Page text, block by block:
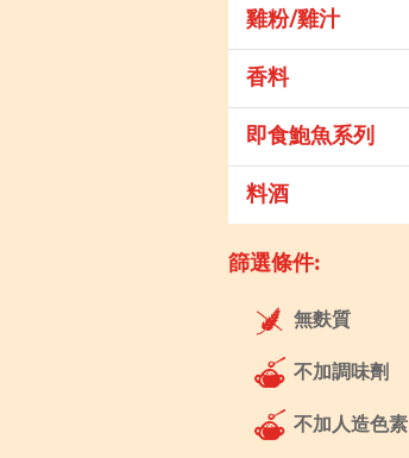
雞粉/雞汁
香料
即食鮑魚系列
料酒
篩選條件:
無麩質
不加調味劑
不加人造色素